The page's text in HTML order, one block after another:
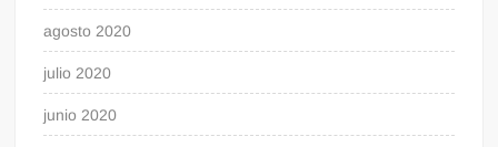
agosto 2020
julio 2020
junio 2020